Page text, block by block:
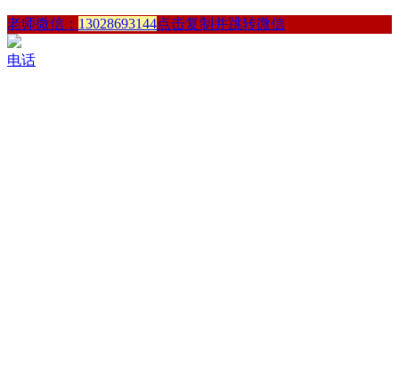
老师微信： 13028693144点击复制并跳转微信
电话